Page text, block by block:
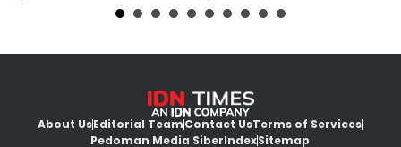
About UsEditorial TeamContact UsTerms of Services
Pedoman Media SiberIndexSitemap